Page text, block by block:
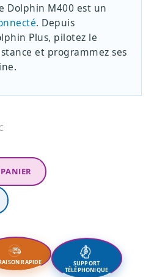
Dolphin M400 est un
. Depuis
Plus, pilotez le
et programmez ses
RAPIDE
SUPPORT
TÉLÉPHONIQUE